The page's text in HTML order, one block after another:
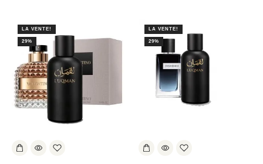
LA VENTE!
29%
LA VENTE!
29%